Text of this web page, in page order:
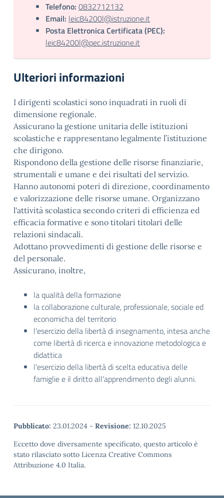
Telefono: 0832712132
Email: leic84200l@istruzione.it
Posta Elettronica Certificata (PEC):
leic84200l@pec.istruzione.it
Ulteriori informazioni
I dirigenti scolastici sono inquadrati in ruoli di
dimensione regionale.
Assicurano la gestione unitaria delle istituzioni
scolastiche e rappresentano legalmente l’istituzione
che dirigono.
Rispondono della gestione delle risorse finanziarie,
strumentali e umane e dei risultati deI servizio.
Hanno autonomi poteri di direzione, coordinamento
e valorizzazione delle risorse umane. Organizzano
l'attività scolastica secondo criteri di efficienza ed
efficacia formative e sono titolari titolari delle
relazioni sindacali.
Adottano provvedimenti di gestione delle risorse e
del personale.
Assicurano, inoltre,
la qualità della formazione
la collaborazione culturale, professionale, sociale ed
economicha del territorio
l'esercizio della libertà di insegnamento, intesa anche
come libertà di ricerca e innovazione metodologica e
didattica
l'esercizio della libertà di scelta educativa delle
famiglie e il diritto all'apprendimento degli alunni.
Pubblicato: 23.01.2024 - Revisione: 12.10.2025
Eccetto dove diversamente specificato, questo articolo è
stato rilasciato sotto Licenza Creative Commons
Attribuzione 4.0 Italia.